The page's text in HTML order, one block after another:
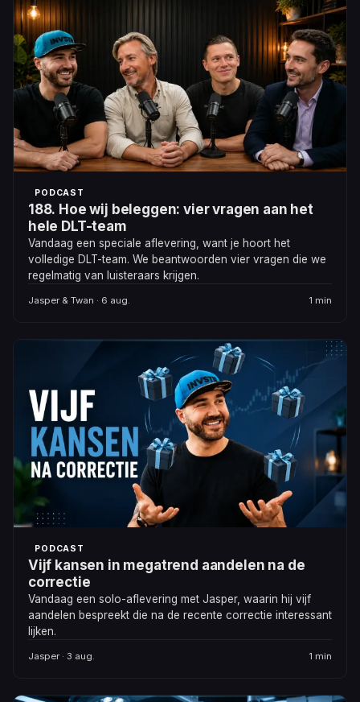
PODCAST
188. Hoe wij beleggen: vier vragen aan het
hele DLT-team
Vandaag een speciale aflevering, want je hoort het
volledige DLT-team. We beantwoorden vier vragen die we
regelmatig van luisteraars krijgen.
Jasper & Twan · 6 aug. 1 min
PODCAST
Vijf kansen in megatrend aandelen na de
correctie
Vandaag een solo-aflevering met Jasper, waarin hij vijf
aandelen bespreekt die na de recente correctie interessant
lijken.
Jasper · 3 aug. 1 min